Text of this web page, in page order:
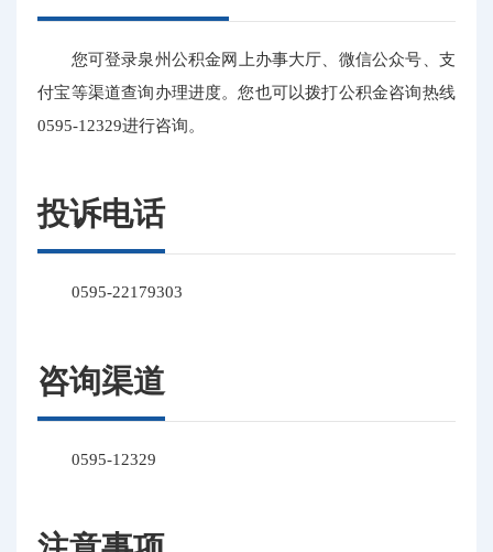
您可登录泉州公积金网上办事大厅、微信公众号、支
付宝等渠道查询办理进度。您也可以拨打公积金咨询热线
0595-12329进行咨询。
投诉电话
0595-22179303
咨询渠道
0595-12329